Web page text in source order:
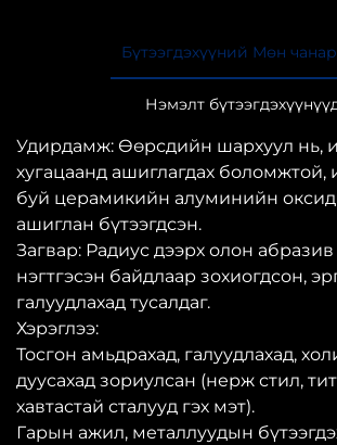
Бүтээгдэхүүний Мөн
Нэмэлт
Удирдамж: Өөрсдийн шархуул нь,
хугацаанд ашиглагдах боломжтой,
буй церамикийн алуминийн
ашиглан бүтээгдсэн.
Загвар: Радиус дээрх олон абразив
нэгтгэсэн байдлаар зохиогдсон,
галуудлахад тусалдаг.
Хэрэглээ:
Тосгон амьдрахад, галуудлахад,
дуусахад зориулсан (нерж стил,
хавтастай сталууд гэх мэт).
Гарын ажил, металлуудын